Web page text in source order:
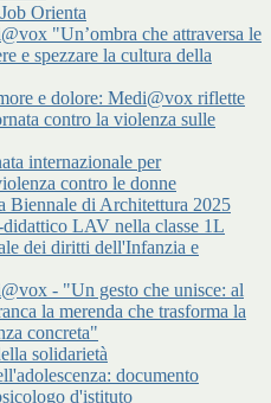
Orienta
"Un’ombra che attraversa le
e spezzare la cultura della
e dolore: Medi@vox riflette
contro la violenza sulle
internazionale per
contro le donne
Biennale di Architettura 2025
LAV nella classe 1L
dei diritti dell'Infanzia e
- "Un gesto che unisce: al
la merenda che trasforma la
concreta"
solidarietà
documento
d'istituto